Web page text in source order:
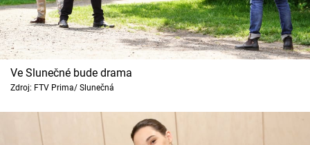
Ve Slunečné bude drama
Zdroj: FTV Prima/ Slunečná